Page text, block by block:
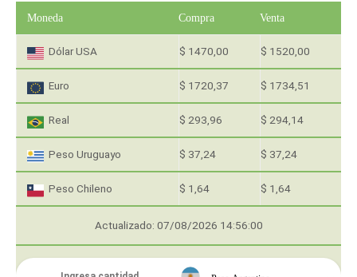
Moneda Compra Venta
Dólar USA $ 1470,00 $ 1520,00
Euro $ 1720,37 $ 1734,51
Real $ 293,96 $ 294,14
Peso Uruguayo $ 37,24 $ 37,24
Peso Chileno $ 1,64 $ 1,64
Actualizado: 07/08/2026 14:56:00